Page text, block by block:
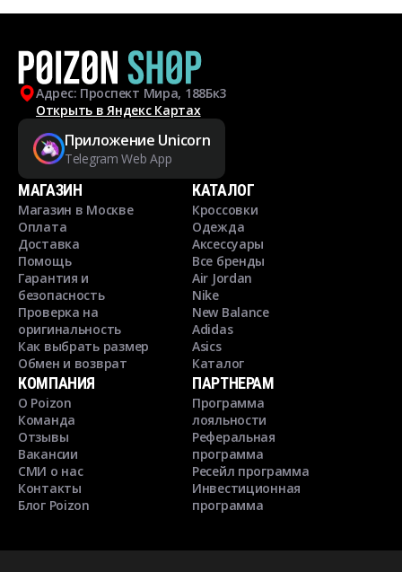
Адрес: Проспект Мира, 188Бк3
Открыть в Яндекс Картах
Приложение Unicorn
Telegram Web App
МАГАЗИН
Магазин в Москве
Оплата
Доставка
Помощь
Гарантия и
безопасность
Проверка на
оригинальность
Как выбрать размер
Обмен и возврат
КАТАЛОГ
Кроссовки
Одежда
Аксессуары
Все бренды
Air Jordan
Nike
New Balance
Adidas
Asics
Каталог
КОМПАНИЯ
О Poizon
Команда
Отзывы
Вакансии
СМИ о нас
Контакты
Блог Poizon
ПАРТНЕРАМ
Программа
лояльности
Реферальная
программа
Ресейл программа
Инвестиционная
программа